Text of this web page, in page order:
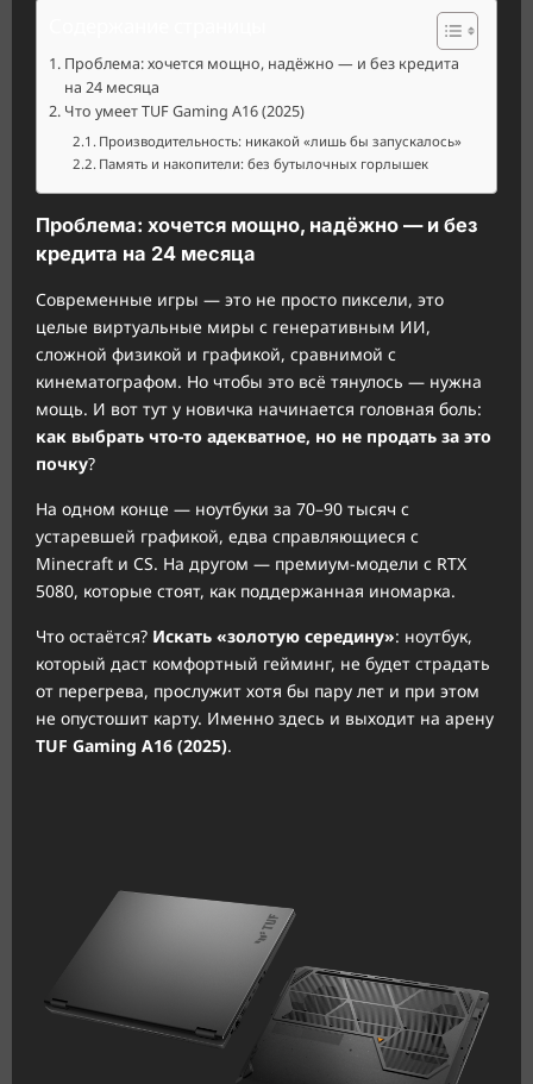
Проблема: хочется мощно, надёжно — и без кредита
на 24 месяца
Что умеет TUF Gaming A16 (2025)
Производительность: никакой «лишь бы запускалось»
Память и накопители: без бутылочных горлышек
Проблема: хочется мощно, надёжно — и без
кредита на 24 месяца
Современные игры — это не просто пиксели, это
целые виртуальные миры с генеративным ИИ,
сложной физикой и графикой, сравнимой с
кинематографом. Но чтобы это всё тянулось — нужна
мощь. И вот тут у новичка начинается головная боль:
как выбрать что-то адекватное, но не продать за это
почку?
На одном конце — ноутбуки за 70–90 тысяч с
устаревшей графикой, едва справляющиеся с
Minecraft и CS. На другом — премиум-модели с RTX
5080, которые стоят, как поддержанная иномарка.
Что остаётся? Искать «золотую середину»: ноутбук,
который даст комфортный гейминг, не будет страдать
от перегрева, прослужит хотя бы пару лет и при этом
не опустошит карту. Именно здесь и выходит на арену
TUF Gaming A16 (2025).